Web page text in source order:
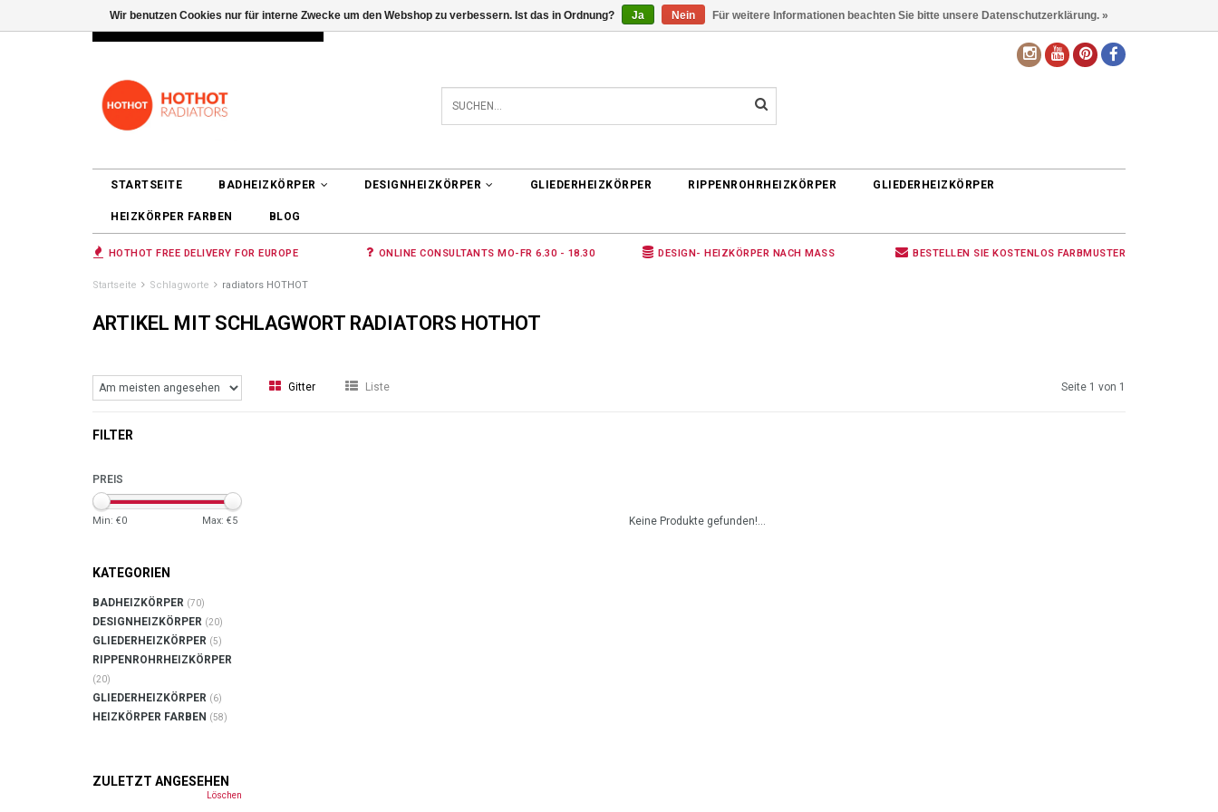
INFO@RADIATORS.SHOP ANMELDEN 0 ARTIKEL €0,00 DE
STARTSEITE BADHEIZKÖRPER DESIGNHEIZKÖRPER GLIEDERHEIZKÖRPER RIPPENROHRHEIZKÖRPER GLIEDERHEIZKÖRPER
HEIZKÖRPER FARBEN BLOG
HOTHOT FREE DELIVERY FOR EUROPE ONLINE CONSULTANTS MO-FR 6.30 - 18.30 DESIGN- HEIZKÖRPER NACH MASS BESTELLEN SIE KOSTENLOS FARBMUSTER
Startseite Schlagworte radiators HOTHOT
ARTIKEL MIT SCHLAGWORT RADIATORS HOTHOT
Gitter Liste Seite 1 von 1
FILTER
PREIS
Min: €0 Max: €5
KATEGORIEN
BADHEIZKÖRPER (70)
DESIGNHEIZKÖRPER (20)
GLIEDERHEIZKÖRPER (5)
RIPPENROHRHEIZKÖRPER
(20)
GLIEDERHEIZKÖRPER (6)
HEIZKÖRPER FARBEN (58)
ZULETZT ANGESEHEN
Löschen
Keine Produkte gefunden!...
Wir benutzen Cookies nur für interne Zwecke um den Webshop zu verbessern. Ist das in Ordnung? Ja Nein Für weitere Informationen beachten Sie bitte unsere Datenschutzerklärung. »